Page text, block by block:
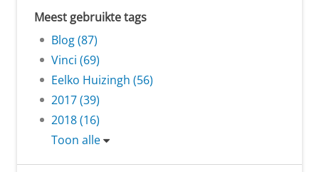
Meest gebruikte tags
Blog (87)
Vinci (69)
Eelko Huizingh (56)
2017 (39)
2018 (16)
Toon alle